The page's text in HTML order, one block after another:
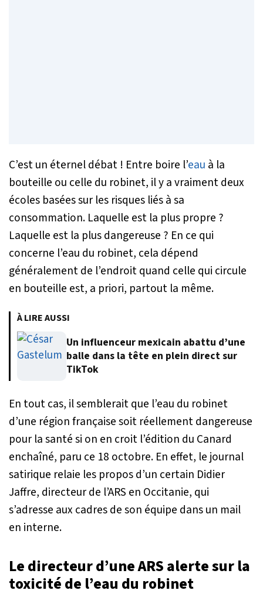
C’est un éternel débat ! Entre boire l’eau à la
bouteille ou celle du robinet, il y a vraiment deux
écoles basées sur les risques liés à sa
consommation. Laquelle est la plus propre ?
Laquelle est la plus dangereuse ? En ce qui
concerne l’eau du robinet, cela dépend
généralement de l’endroit quand celle qui circule
en bouteille est, a priori, partout la même.
À LIRE AUSSI
Un influenceur mexicain abattu d’une
balle dans la tête en plein direct sur
TikTok
En tout cas, il semblerait que l’eau du robinet
d’une région française soit réellement dangereuse
pour la santé si on en croit l’édition du Canard
enchaîné, paru ce 18 octobre. En effet, le journal
satirique relaie les propos d’un certain Didier
Jaffre, directeur de l’ARS en Occitanie, qui
s’adresse aux cadres de son équipe dans un mail
en interne.
Le directeur d’une ARS alerte sur la
toxicité de l’eau du robinet